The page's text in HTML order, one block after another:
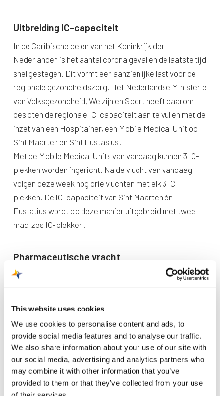
This website uses cookies
We use cookies to personalise content and ads, to
provide social media features and to analyse our traffic.
We also share information about your use of our site with
our social media, advertising and analytics partners who
may combine it with other information that you’ve
provided to them or that they’ve collected from your use
Uitbreiding IC-capaciteit
In de Caribische delen van het Koninkrijk der
Nederlanden is het aantal corona gevallen de laatste tijd
snel gestegen. Dit vormt een aanzienlijke last voor de
regionale gezondheidszorg. Het Nederlandse Ministerie
van Volksgezondheid, Welzijn en Sport heeft daarom
besloten de regionale IC-capaciteit aan te vullen met de
inzet van een Hospitainer, een Mobile Medical Unit op
Sint Maarten en Sint Eustasius.
Met de Mobile Medical Units van vandaag kunnen 3 IC-
plekken worden ingericht. Na de vlucht van vandaag
volgen deze week nog drie vluchten met elk 3 IC-
plekken. De IC-capaciteit van Sint Maarten én
Eustatius wordt op deze manier uitgebreid met twee
maal zes IC-plekken.
Pharmaceutische vracht
Als gevolg van de corona-uitbraak bezoeken niet alleen
de vaste airlines Maastricht Aachen Airport. Onder
maar ook veel pharmaceutische vracht zoals
medicijnen, medische apparatuur en medische
hulpmiddelen. Testen, ziekenhuisbedden en mondkapjes
ten behoeve van de strijd tegen het coronavirus. Maar
ook paracetamols, medicijnen tegen kanker of voor de